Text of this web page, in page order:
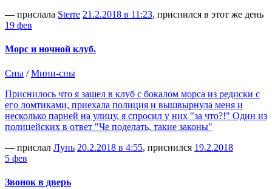
— прислала Sterre 21.2.2018 в 11:23, приснился в этот же день
19 фев
Морс и ночной клуб.
Сны /Мини-сны
Приснилось что я зашел в клуб с бокалом морса из редиски с
его ломтиками, приехала полиция и вышвырнула меня и
несколько парней на улицу, я спросил у них "за что?!" Один из
полицейских в ответ "Че поделать, такие законы"
— прислал Лунь 20.2.2018 в 4:55, приснился 19.2.2018
5 фев
Звонок в дверь